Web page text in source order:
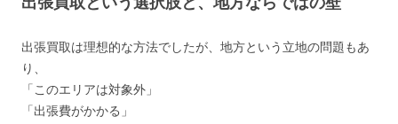
出張買取は理想的な方法でしたが、地方という立地の問題もあ
り、
「このエリアは対象外」
「出張費がかかる」